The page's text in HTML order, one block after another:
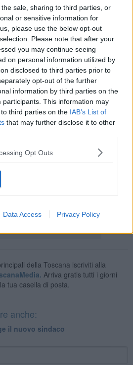
sale, sharing to third parties, or
or sensitive information for
please use the below opt-out
Please note that after your
you may continue seeing
on personal information utilized by
disclosed to third parties prior to
opt-out of the further
information by third parties on the
participants. This information may
third parties on the IAB’s List of
that may further disclose it to other
Opt Outs
Data Access Privacy Policy
dei votanti residenti a Chiusi
è stata del 50,24%.
Alle 19 si era
degli aventi diritto e alle 12 il 12,73%.
il dato più basso della provincia ma
Trequanda e Monticiano si è risotto
elettorale l'affluenza è bassa. Alle
riapriranno alle ore 7
15. Poi partiranno le operazioni di
conosceremo il nome del
della Toscana iscriviti alla
Arriva gratis tutti i giorni
tua casella di posta.
anche:
il nuovo sindaco